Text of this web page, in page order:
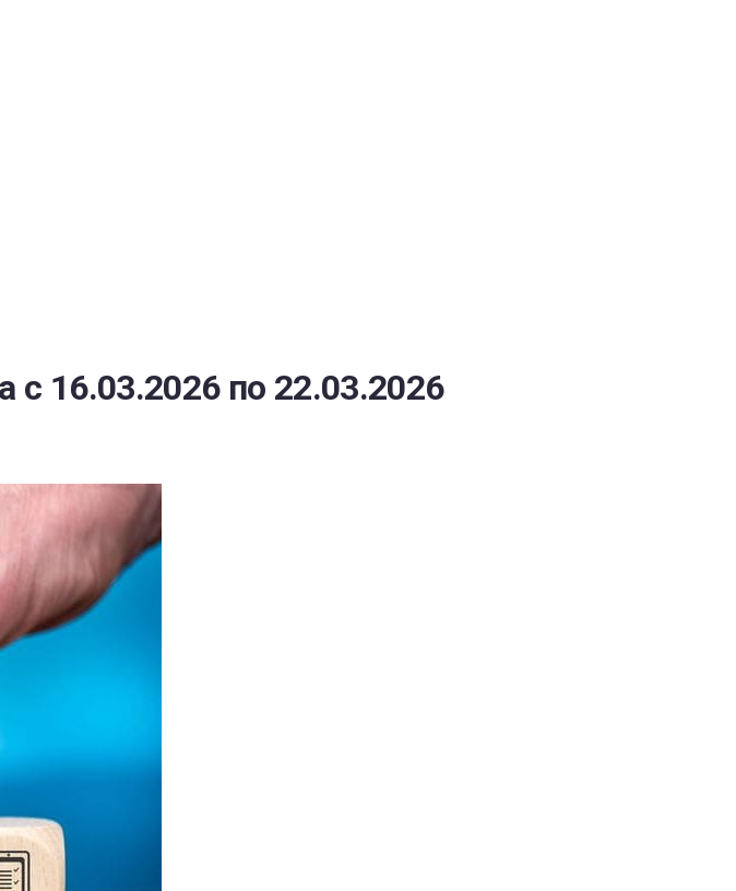
с 16.03.2026 по 22.03.2026